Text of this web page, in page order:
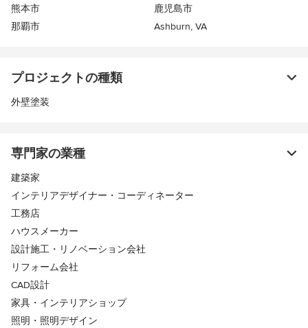
熊本市
鹿児島市
那覇市
Ashburn, VA
プロジェクトの種類
外壁塗装
専門家の業種
建築家
インテリアデザイナー・コーディネーター
工務店
ハウスメーカー
設計施工・リノベーション会社
リフォーム会社
CAD設計
家具・インテリアショップ
照明・照明デザイン